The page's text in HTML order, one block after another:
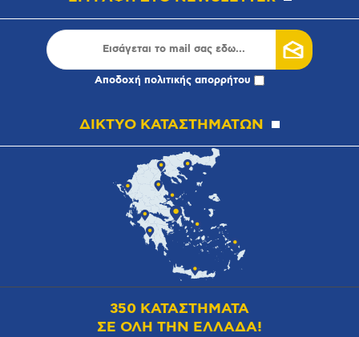
Αποδοχή πολιτικής απορρήτου
ΔΙΚΤΥΟ ΚΑΤΑΣΤΗΜΑΤΩΝ
350 ΚΑΤΑΣΤΗΜΑΤΑ
ΣΕ ΟΛΗ ΤΗΝ ΕΛΛΑΔΑ!